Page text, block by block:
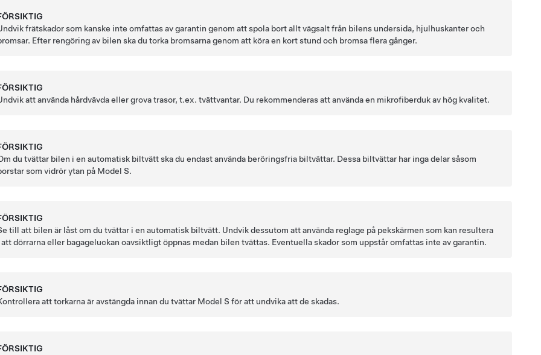
frätskador som kanske inte omfattas av garantin genom att spola bort allt vägsalt från bilens undersida, hjulhuskanter och
Efter rengöring av bilen ska du torka bromsarna genom att köra en kort stund och bromsa flera gånger.
att använda hårdvävda eller grova trasor, t.ex. tvättvantar. Du rekommenderas att använda en mikrofiberduk av hög kvalitet.
du tvättar bilen i en automatisk biltvätt ska du endast använda beröringsfria biltvättar. Dessa biltvättar har inga delar såsom
som vidrör ytan på Model S.
till att bilen är låst om du tvättar i en automatisk biltvätt. Undvik dessutom att använda reglage på pekskärmen som kan resultera
att dörrarna eller bagageluckan oavsiktligt öppnas medan bilen tvättas. Eventuella skador som uppstår omfattas inte av garantin.
att torkarna är avstängda innan du tvättar Model S för att undvika att de skadas.